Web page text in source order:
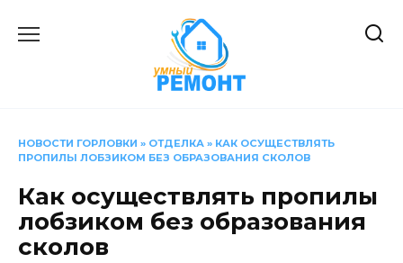
НОВОСТИ ГОРЛОВКИ » ОТДЕЛКА » КАК ОСУЩЕСТВЛЯТЬ
ПРОПИЛЫ ЛОБЗИКОМ БЕЗ ОБРАЗОВАНИЯ СКОЛОВ
Как осуществлять пропилы
лобзиком без образования
сколов